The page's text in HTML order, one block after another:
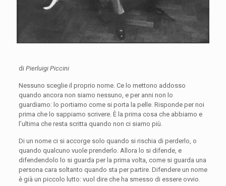
di Pierluigi Piccini
Nessuno sceglie il proprio nome. Ce lo mettono addosso
quando ancora non siamo nessuno, e per anni non lo
guardiamo: lo portiamo come si porta la pelle. Risponde per noi
prima che lo sappiamo scrivere. È la prima cosa che abbiamo e
l’ultima che resta scritta quando non ci siamo più.
Di un nome ci si accorge solo quando si rischia di perderlo, o
quando qualcuno vuole prenderlo. Allora lo si difende, e
difendendolo lo si guarda per la prima volta, come si guarda una
persona cara soltanto quando sta per partire. Difendere un nome
è già un piccolo lutto: vuol dire che ha smesso di essere ovvio.